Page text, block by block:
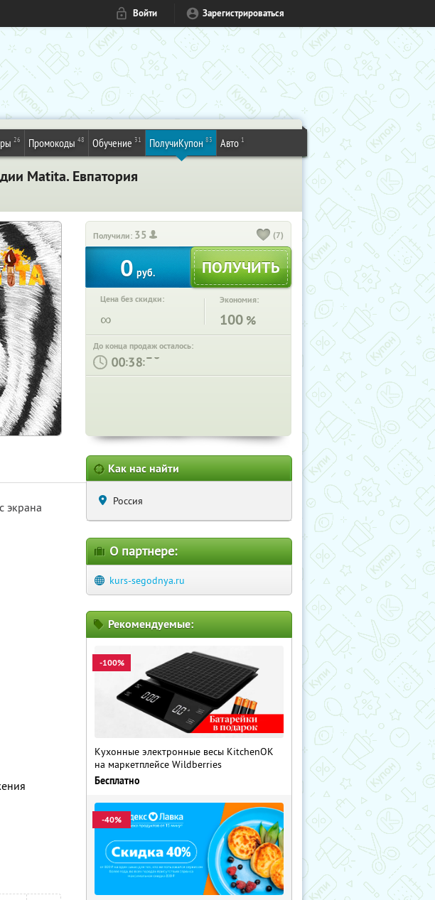
Войти Зарегистрироваться
26 Промокоды 48 Обучение 31 ПолучиКупон 83 Авто 1
Matita. Евпатория
Получили: 35 (7)
0 руб.
Цена без скидки:
∞
Экономия:
100 %
До конца продаж осталось:
: :
экрана
Как нас найти
Россия
О партнере:
kurs-segodnya.ru
Рекомендуемые:
-100%
Кухонные электронные весы KitchenOK
на маркетплейсе Wildberries
Бесплатно
-40%